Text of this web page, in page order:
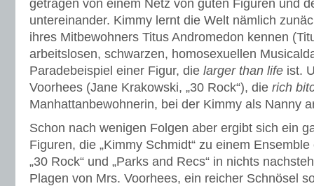
getragen von einem Netz von guten Figuren und
untereinander. Kimmy lernt die Welt nämlich
ihres Mitbewohners Titus Andromedon kennen
arbeitslosen, schwarzen, homosexuellen
Paradebeispiel einer Figur, die larger than life ist.
Voorhees (Jane Krakowski, „30 Rock“), die rich
Manhattanbewohnerin, bei der Kimmy als Nanny
Schon nach wenigen Folgen aber ergibt sich ein
Figuren, die „Kimmy Schmidt“ zu einem
„30 Rock“ und „Parks and Recs“ in nichts
Plagen von Mrs. Voorhees, ein reicher Schnösel